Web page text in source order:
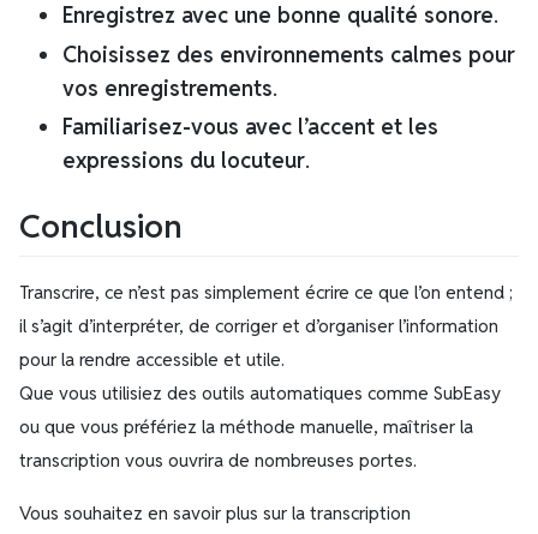
Enregistrez avec une bonne qualité sonore.
Choisissez des environnements calmes pour
vos enregistrements.
Familiarisez-vous avec l’accent et les
expressions du locuteur.
Conclusion
Transcrire, ce n’est pas simplement écrire ce que l’on entend ;
il s’agit d’interpréter, de corriger et d’organiser l’information
pour la rendre accessible et utile.
Que vous utilisiez des outils automatiques comme SubEasy
ou que vous préfériez la méthode manuelle, maîtriser la
transcription vous ouvrira de nombreuses portes.
Vous souhaitez en savoir plus sur la transcription